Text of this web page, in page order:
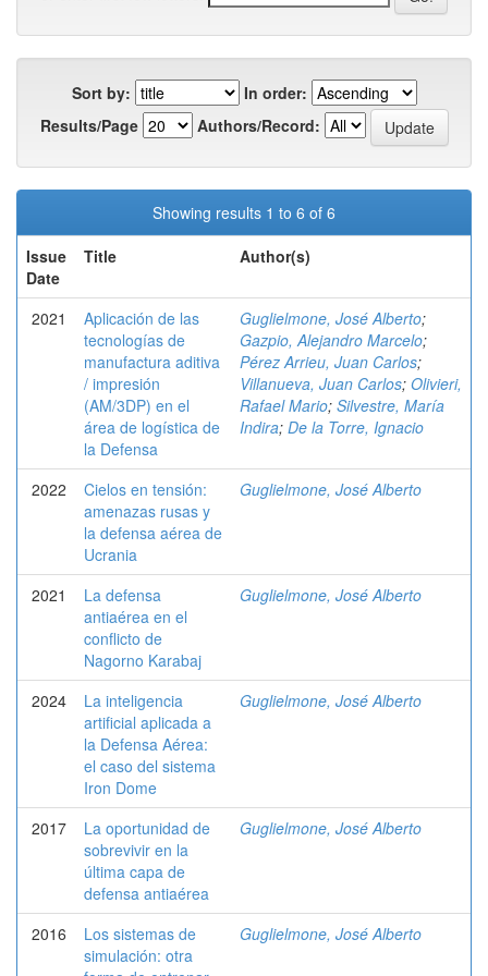
Sort by:
In order:
Results/Page
Authors/Record:
Showing results 1 to 6 of 6
Issue
Date
Title Author(s)
2021
Aplicación de las
tecnologías de
manufactura aditiva
/ impresión
(AM/3DP) en el
área de logística de
la Defensa
Guglielmone, José Alberto;
Gazpio, Alejandro Marcelo;
Pérez Arrieu, Juan Carlos;
Villanueva, Juan Carlos; Olivieri,
Rafael Mario; Silvestre, María
Indira; De la Torre, Ignacio
2022
Cielos en tensión:
amenazas rusas y
la defensa aérea de
Ucrania
Guglielmone, José Alberto
2021
La defensa
antiaérea en el
conflicto de
Nagorno Karabaj
Guglielmone, José Alberto
2024
La inteligencia
artificial aplicada a
la Defensa Aérea:
el caso del sistema
Iron Dome
Guglielmone, José Alberto
2017
La oportunidad de
sobrevivir en la
última capa de
defensa antiaérea
Guglielmone, José Alberto
2016
Los sistemas de
simulación: otra
Guglielmone, José Alberto